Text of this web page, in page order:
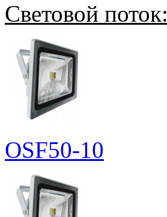
Световой поток:
OSF50-10